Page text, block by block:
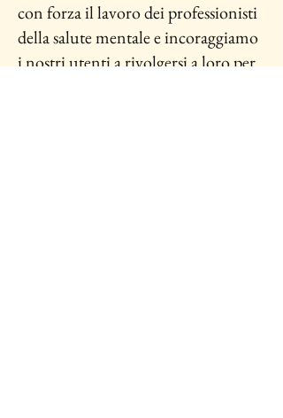
con forza il lavoro dei professionisti
della salute mentale e incoraggiamo
i nostri utenti a rivolgersi a loro per